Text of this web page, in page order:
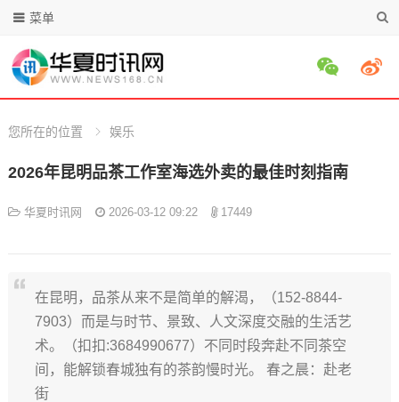
菜单
您所在的位置 娱乐
2026年昆明品茶工作室海选外卖的最佳时刻指南
华夏时讯网 2026-03-12 09:22 17449
在昆明，品茶从来不是简单的解渴，（152-8844-
7903）而是与时节、景致、人文深度交融的生活艺
术。（扣扣:3684990677）不同时段奔赴不同茶空
间，能解锁春城独有的茶韵慢时光。 春之晨：赴老
街